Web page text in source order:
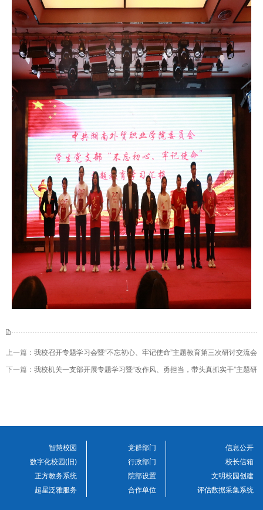
上一篇： 我校召开专题学习会暨“不忘初心、牢记使命”主题教育第三次研讨交流会
下一篇： 我校机关一支部开展专题学习暨“改作风、勇担当，带头真抓实干”主题研
智慧校园
党群部门
数字化校园(旧)
行政部门
正方教务系统
院部设置
超星泛雅服务
合作单位
信息公开
校长信箱
文明校园创建
评估数据采集系统